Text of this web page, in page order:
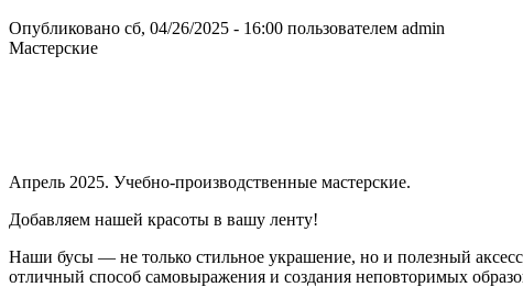
Опубликовано сб, 04/26/2025 - 16:00 пользователем admin
Мастерские
Апрель 2025. Учебно-производственные мастерские.
Добавляем нашей красоты в вашу ленту!
Наши бусы — не только стильное украшение, но и полезный
отличный способ самовыражения и создания неповторимых